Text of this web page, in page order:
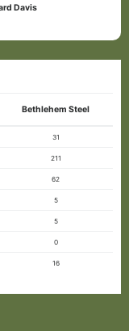
Davis
Bethlehem Steel
31
211
62
5
5
0
16